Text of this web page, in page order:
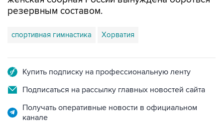
резервным составом.
спортивная гимнастика Хорватия
Купить подписку на профессиональную ленту
Подписаться на рассылку главных новостей сайта
Получать оперативные новости в официальном
канале